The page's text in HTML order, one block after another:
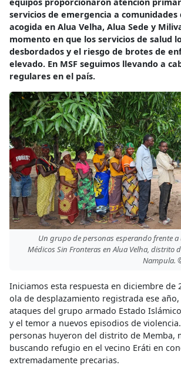
servicios de emergencia a comunidades
acogida en Alua Velha, Alua Sede y
momento en que los servicios de salud
desbordados y el riesgo de brotes de
elevado. En MSF seguimos llevando a
regulares en el país.
Un grupo de personas esperando frente
Médicos Sin Fronteras en Alua Velha, distrito
Nampula.
Iniciamos esta respuesta en diciembre de
ola de desplazamiento registrada ese
ataques del grupo armado Estado
y el temor a nuevos episodios de
personas huyeron del distrito de Memba,
buscando refugio en el vecino Eráti en
extremadamente precarias.